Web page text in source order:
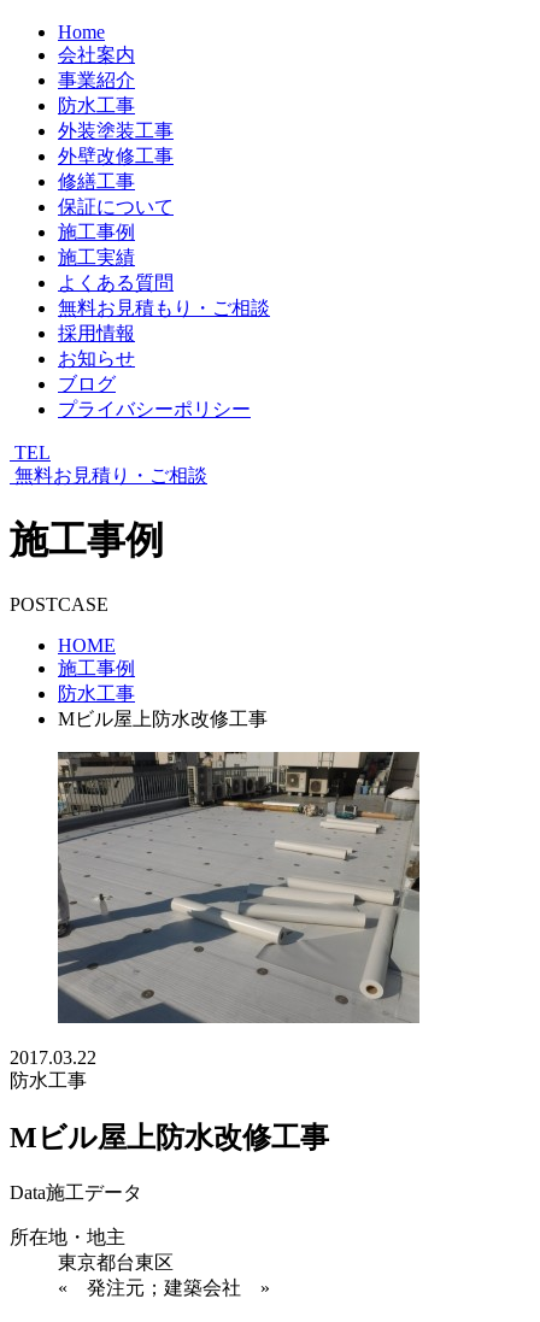
Home
会社案内
事業紹介
防水工事
外装塗装工事
外壁改修工事
修繕工事
保証について
施工事例
施工実績
よくある質問
無料お見積もり・ご相談
採用情報
お知らせ
ブログ
プライバシーポリシー
TEL
無料お見積り・ご相談
施工事例
POSTCASE
HOME
施工事例
防水工事
Mビル屋上防水改修工事
2017.03.22
防水工事
Mビル屋上防水改修工事
Data施工データ
所在地・地主
東京都台東区
« 発注元；建築会社 »